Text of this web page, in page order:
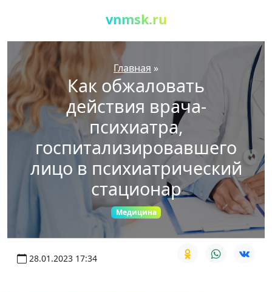
vnmsk.ru
Главная »
Как обжаловать
действия врача-
психиатра,
госпитализировавшего
лицо в психиатрический
стационар
Медицина
28.01.2023 17:34